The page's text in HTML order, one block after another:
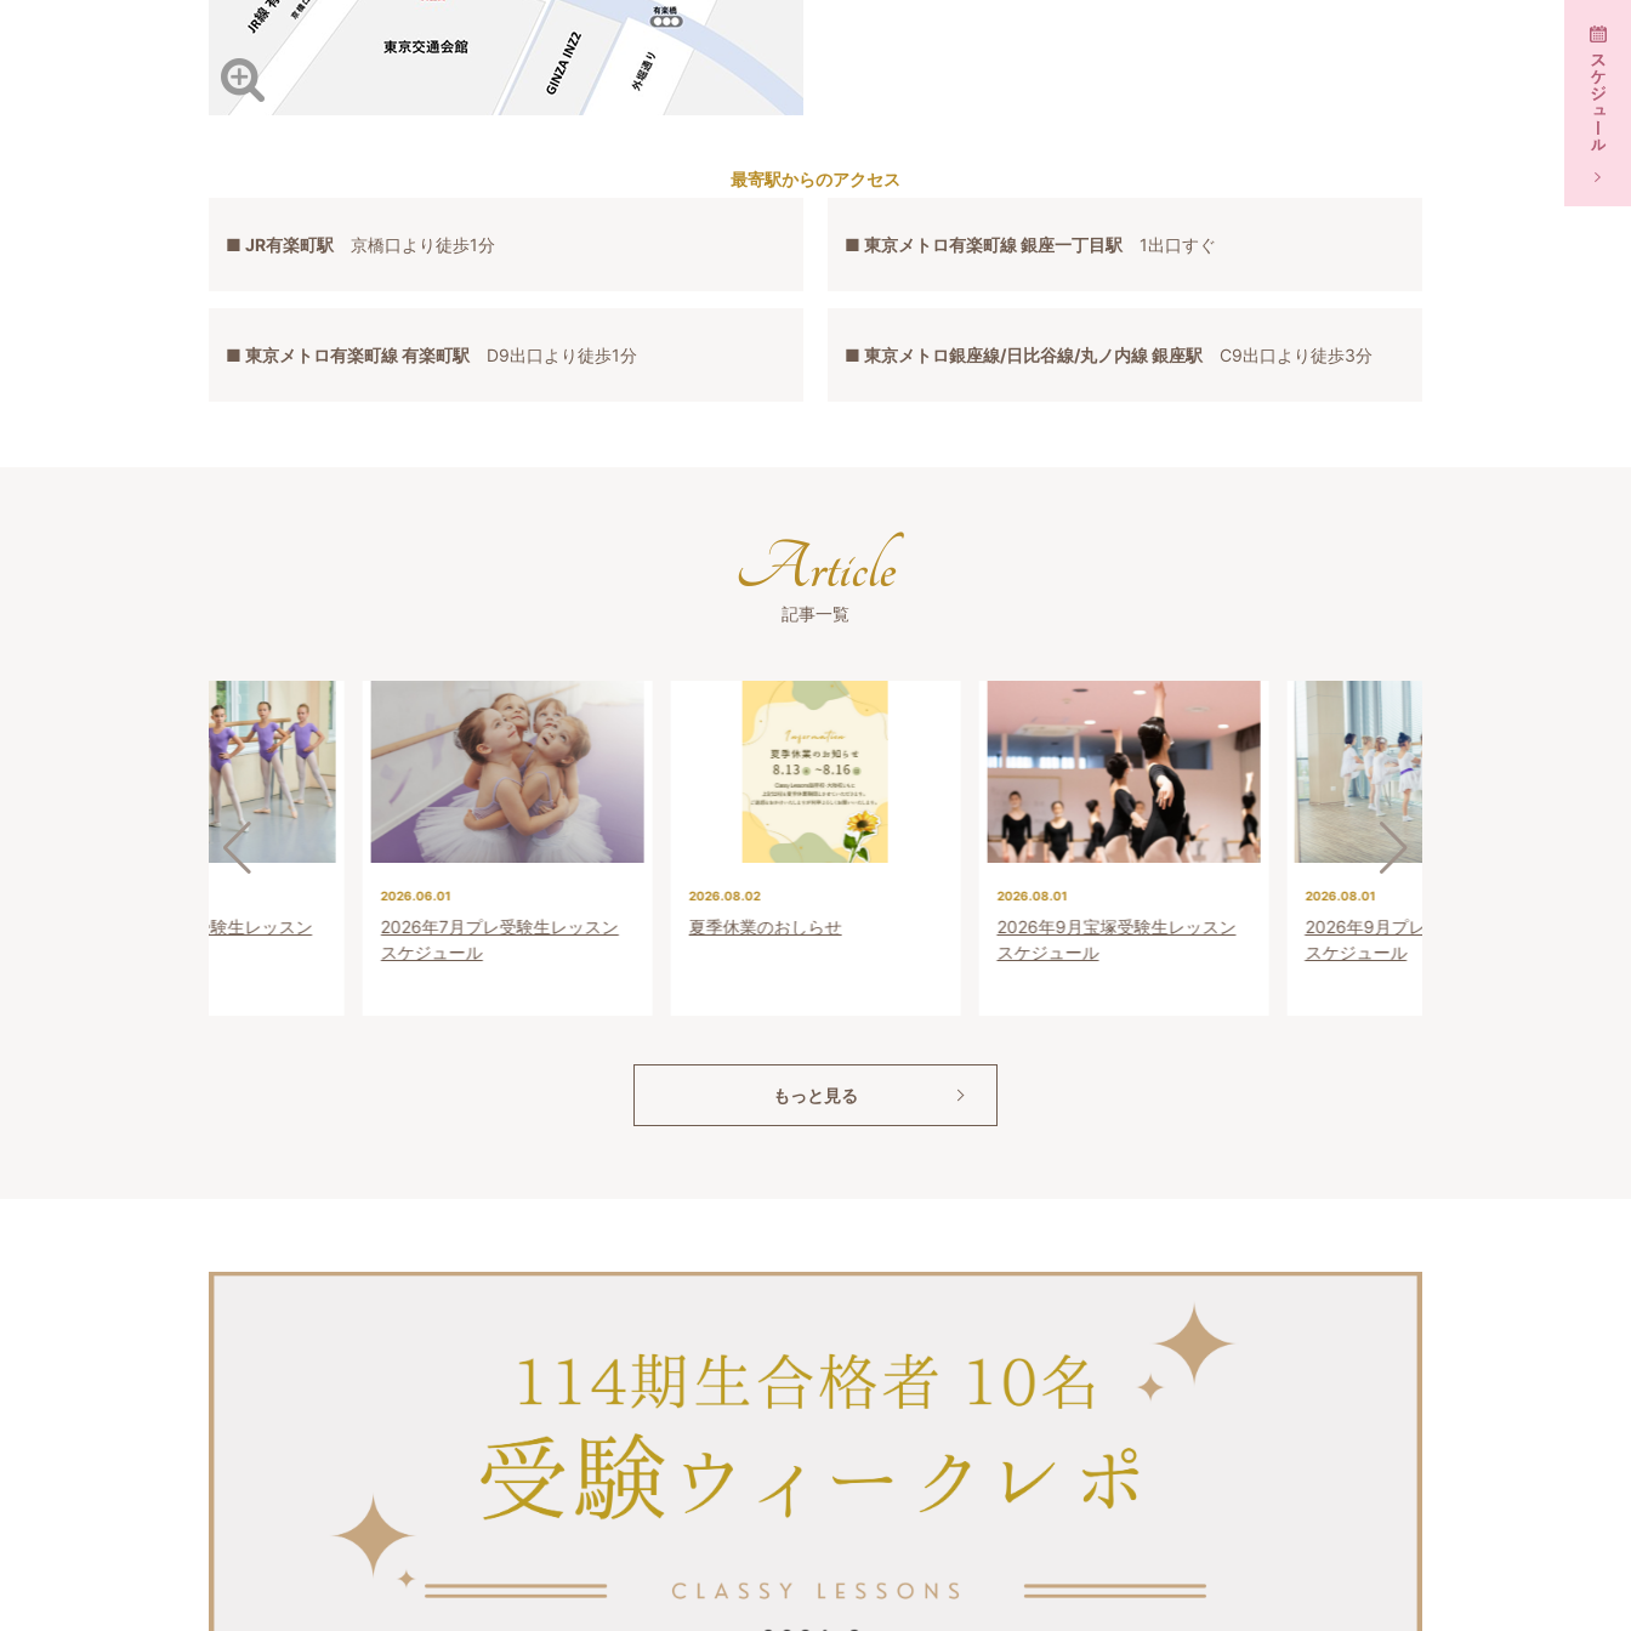
最寄駅からのアクセス
■ JR有楽町駅 京橋口より徒歩1分 ■ 東京メトロ有楽町線 銀座一丁目駅 1出口すぐ
■ 東京メトロ有楽町線 有楽町駅 D9出口より徒歩1分 ■ 東京メトロ銀座線/日比谷線/丸ノ内線 銀座駅 C9出口より徒歩3分
Article
記事一覧
2026年8月プレ受験生レッスン
2026.06.01
2026年7月プレ受験生レッスン
スケジュール
2026.08.02
夏季休業のおしらせ
2026.08.01
2026年9月宝塚受験生レッスン
スケジュール
2026.08.01
2026年9月プレ受験生レッスン
スケジュール
もっと見る